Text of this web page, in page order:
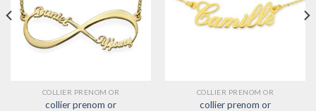
COLLIER PRENOM OR
collier prenom or
COLLIER PRENOM OR
collier prenom or